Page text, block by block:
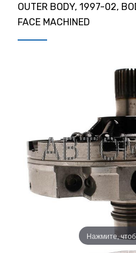
OUTER BODY, 1997-02,
FACE MACHINED
Нажмите,